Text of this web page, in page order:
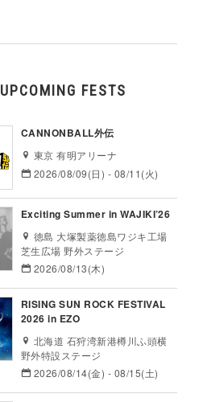
UPCOMING FESTS
CANNONBALL外伝
東京 有明アリーナ
2026/08/09(日) - 08/11(火)
Exciting Summer in WAJIKI’26
徳島 大塚製薬徳島ワジキ工場
芝生広場 野外ステージ
2026/08/13(木)
RISING SUN ROCK FESTIVAL
2026 in EZO
北海道 石狩湾新港樽川ふ頭横
野外特設ステージ
2026/08/14(金) - 08/15(土)